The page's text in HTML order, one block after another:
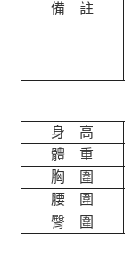
備 註
身 高
體 重
胸 圍
腰 圍
臀 圍